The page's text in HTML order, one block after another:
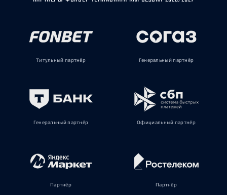
Титульный партнёр Генеральный партнёр
Генеральный партнёр Официальный партнёр
Партнёр Партнёр